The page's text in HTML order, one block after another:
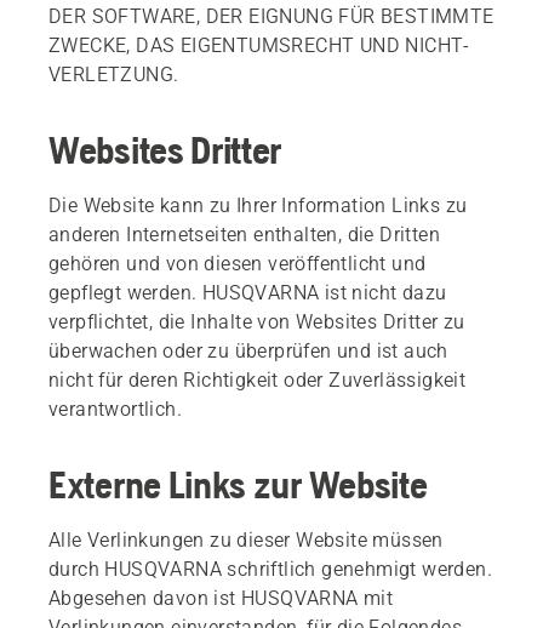
DER SOFTWARE, DER EIGNUNG FÜR BESTIMMTE
ZWECKE, DAS EIGENTUMSRECHT UND NICHT-
VERLETZUNG.
Websites Dritter
Die Website kann zu Ihrer Information Links zu
anderen Internetseiten enthalten, die Dritten
gehören und von diesen veröffentlicht und
gepflegt werden. HUSQVARNA ist nicht dazu
verpflichtet, die Inhalte von Websites Dritter zu
überwachen oder zu überprüfen und ist auch
nicht für deren Richtigkeit oder Zuverlässigkeit
verantwortlich.
Externe Links zur Website
Alle Verlinkungen zu dieser Website müssen
durch HUSQVARNA schriftlich genehmigt werden.
Abgesehen davon ist HUSQVARNA mit